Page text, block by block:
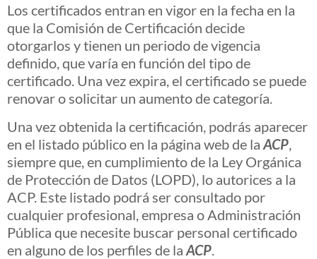
Los certificados entran en vigor en la fecha en la
que la Comisión de Certificación decide
otorgarlos y tienen un periodo de vigencia
definido, que varía en función del tipo de
certificado. Una vez expira, el certificado se puede
renovar o solicitar un aumento de categoría.
Una vez obtenida la certificación, podrás aparecer
en el listado público en la página web de la ACP
siempre que, en cumplimiento de la Ley Orgánica
de Protección de Datos (LOPD), lo autorices a la
ACP. Este listado podrá ser consultado por
cualquier profesional, empresa o Administración
Pública que necesite buscar personal certificado
en alguno de los perfiles de la ACP